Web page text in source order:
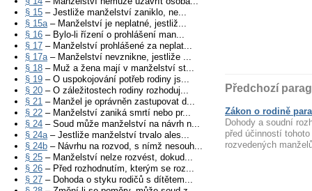
§ 15 – Jestliže manželství zaniklo, ne...
§ 15a– Manželství je neplatné, jestliž...
§ 16 – Bylo-li řízení o prohlášení man...
§ 17 – Manželství prohlášené za neplat...
§ 17a– Manželství nevznikne, jestliže ...
§ 18 – Muž a žena mají v manželství st...
§ 19 – O uspokojování potřeb rodiny js...
§ 20 – O záležitostech rodiny rozhoduj...
§ 21 – Manžel je oprávněn zastupovat d...
§ 22 – Manželství zaniká smrtí nebo pr...
§ 24 – Soud může manželství na návrh n...
§ 24a– Jestliže manželství trvalo ales...
§ 24b – Návrhu na rozvod, s nímž nesouh...
§ 25 – Manželství nelze rozvést, dokud...
§ 26 – Před rozhodnutím, kterým se roz...
§ 27 – Dohoda o styku rodičů s dítětem...
Předchozí
Zákon o rodině
Dohody a soudní
před účinností
rozvedených